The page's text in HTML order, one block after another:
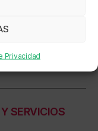
Privacidad
AV
SERVICIOS